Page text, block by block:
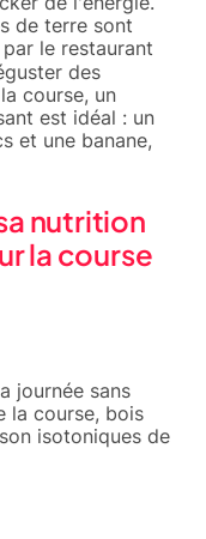
de terre sont
le restaurant
des
course, un
est idéal : un
et une banane,
nutrition
la course
journée sans
la course, bois
isotoniques de